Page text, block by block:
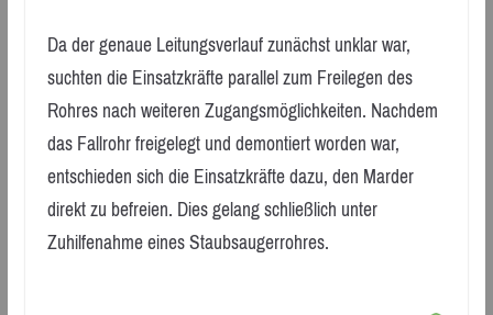
Da der genaue Leitungsverlauf zunächst unklar war,
suchten die Einsatzkräfte parallel zum Freilegen des
Rohres nach weiteren Zugangsmöglichkeiten. Nachdem
das Fallrohr freigelegt und demontiert worden war,
entschieden sich die Einsatzkräfte dazu, den Marder
direkt zu befreien. Dies gelang schließlich unter
Zuhilfenahme eines Staubsaugerrohres.